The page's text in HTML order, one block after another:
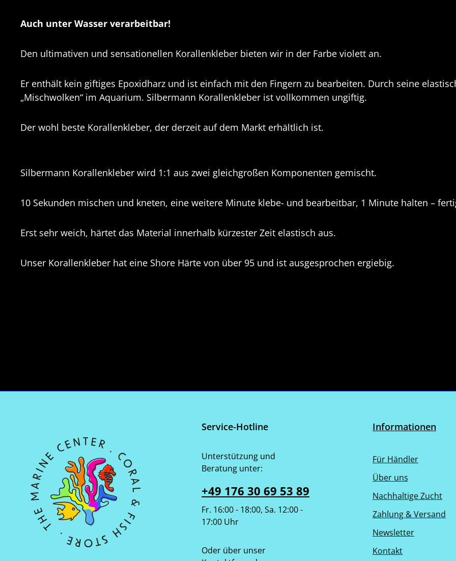
Auch unter Wasser verarbeitbar!
Den ultimativen und sensationellen Korallenkleber bieten wir in der Farbe violett an.
Er enthält kein giftiges Epoxidharz und ist einfach mit den Fingern zu bearbeiten. Durch seine
„Mischwolken“ im Aquarium. Silbermann Korallenkleber ist vollkommen ungiftig.
Der wohl beste Korallenkleber, der derzeit auf dem Markt erhältlich ist.
Silbermann Korallenkleber wird 1:1 aus zwei gleichgroßen Komponenten gemischt.
10 Sekunden mischen und kneten, eine weitere Minute klebe- und bearbeitbar, 1 Minute halten –
Erst sehr weich, härtet das Material innerhalb kürzester Zeit elastisch aus.
Unser Korallenkleber hat eine Shore Härte von über 95 und ist ausgesprochen ergiebig.
Service-Hotline
Unterstützung und
Beratung unter:
+49 176 30 69 53 89
Fr. 16:00 - 18:00, Sa. 12:00 -
17:00 Uhr
Oder über unser
Informationen
Für Händler
Über uns
Nachhaltige Zucht
Zahlung & Versand
Newsletter
Kontakt